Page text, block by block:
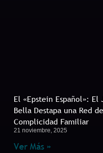
El «Epstein Español»:
Bella Destapa una Red
Complicidad Familiar
21 noviembre, 2025
Ver Más »